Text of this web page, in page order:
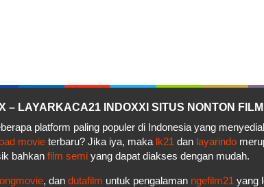
– LAYARKACA21 INDOXXI SITUS NONTON
platform paling populer di Indonesia yang
movie terbaru? Jika iya, maka lk21 dan layarindo
bahkan film semi yang dapat diakses dengan mudah.
, dan dutafilm untuk pengalaman ngefilm21 yang